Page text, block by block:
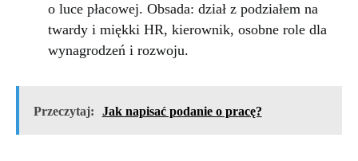
o luce płacowej. Obsada: dział z podziałem na
twardy i miękki HR, kierownik, osobne role dla
wynagrodzeń i rozwoju.
Przeczytaj: Jak napisać podanie o pracę?